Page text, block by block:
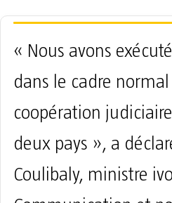
« Nous avons
dans le cadre
coopération
deux pays », a
Coulibaly, ministre